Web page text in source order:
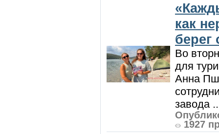
как
берег
Во
для
Анна
завода
1927